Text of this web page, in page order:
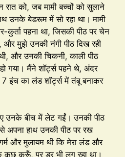
को, जब मामी बच्चों को सुलाने
बेडरूम में सो रहा था। मामी
कुर्ता पहना था, जिसकी पीठ पर चेन
और मुझे उनकी नंगी पीठ दिख रही
और उनकी चिकनी, काली पीठ
गया। मैंने शॉर्ट्स पहने थे, अंदर
7 इंच का लंड शॉर्ट्स में तंबू बनाकर
उनके बीच में लेट गईं। उनकी पीठ
अपना हाथ उनकी पीठ पर रख
और मुलायम थी कि मेरा लंड और
कुछ करूँ, पर डर भी लग रहा था।